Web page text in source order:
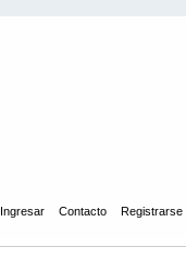
Ingresar Contacto Registrarse